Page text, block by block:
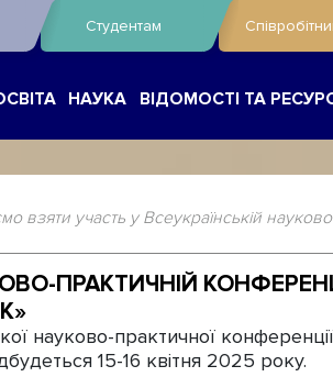
Студентам
НАУКА ВІДОМОСТІ ТА
взяти участь у Всеукраїнській
ПРАКТИЧНІЙ
науково-практичної
15-16 квітня 2025 року.